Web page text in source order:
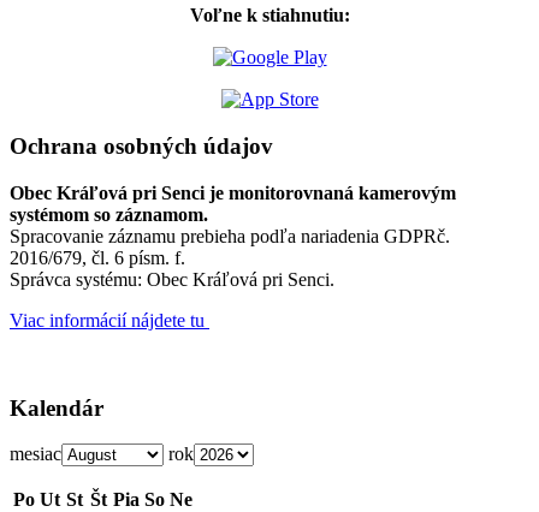
Voľne k stiahnutiu:
Ochrana osobných údajov
Obec Kráľová pri Senci je monitorovnaná kamerovým
systémom so záznamom.
Spracovanie záznamu prebieha podľa nariadenia GDPRč.
2016/679, čl. 6 písm. f.
Správca systému: Obec Kráľová pri Senci.
Viac informácií nájdete tu
Kalendár
mesiac rok
Po Ut St Št Pia So Ne